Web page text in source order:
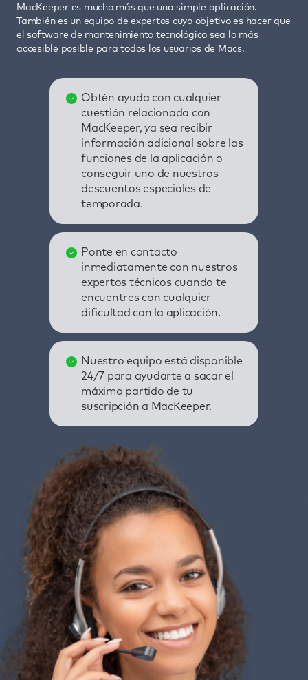
MacKeeper es mucho más que una simple aplicación.
También es un equipo de expertos cuyo objetivo es hacer que
el software de mantenimiento tecnológico sea lo más
accesible posible para todos los usuarios de Macs.
Obtén ayuda con cualquier
cuestión relacionada con
MacKeeper, ya sea recibir
información adicional sobre las
funciones de la aplicación o
conseguir uno de nuestros
descuentos especiales de
temporada.
Ponte en contacto
inmediatamente con nuestros
expertos técnicos cuando te
encuentres con cualquier
dificultad con la aplicación.
Nuestro equipo está disponible
24/7 para ayudarte a sacar el
máximo partido de tu
suscripción a MacKeeper.